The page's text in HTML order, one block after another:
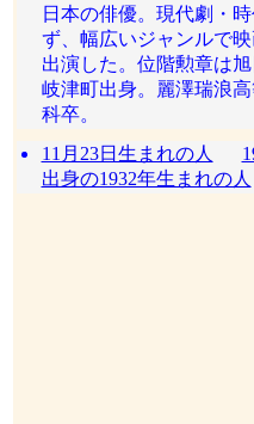
日本の俳優。現代劇・
ず、幅広いジャンルで
出演した。位階勲章は
岐津町出身。麗澤瑞浪
科卒。
11月23日生まれの人
出身の1932年生まれの人